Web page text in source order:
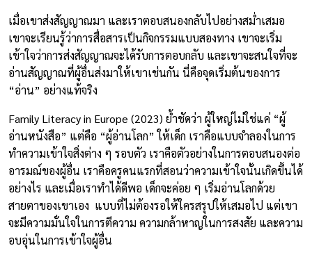
เมื่อเขาส่งสัญญาณมา และเราตอบสนองกลับไปอย่างสม่ำเสมอ
เขาจะเรียนรู้ว่าการสื่อสารเป็นกิจกรรมแบบสองทาง เขาจะเริ่ม
เข้าใจว่าการส่งสัญญาณจะได้รับการตอบกลับ และเขาจะสนใจที่จะ
อ่านสัญญาณที่ผู้อื่นส่งมาให้เขาเช่นกัน นี่คือจุดเริ่มต้นของการ
“อ่าน” อย่างแท้จริง
Family Literacy in Europe (2023) ย้ำชัดว่า ผู้ใหญ่ไม่ใช่แค่ “ผู้
อ่านหนังสือ” แต่คือ “ผู้อ่านโลก” ให้เด็ก เราคือแบบจำลองในการ
ทำความเข้าใจสิ่งต่าง ๆ รอบตัว เราคือตัวอย่างในการตอบสนองต่อ
อารมณ์ของผู้อื่น เราคือครูคนแรกที่สอนว่าความเข้าใจนั้นเกิดขึ้นได้
อย่างไร และเมื่อเราทำได้ดีพอ เด็กจะค่อย ๆ เริ่มอ่านโลกด้วย
สายตาของเขาเอง แบบที่ไม่ต้องรอให้ใครสรุปให้เสมอไป แต่เขา
จะมีความมั่นใจในการตีความ ความกล้าหาญในการสงสัย และความ
อบอุ่นในการเข้าใจผู้อื่น